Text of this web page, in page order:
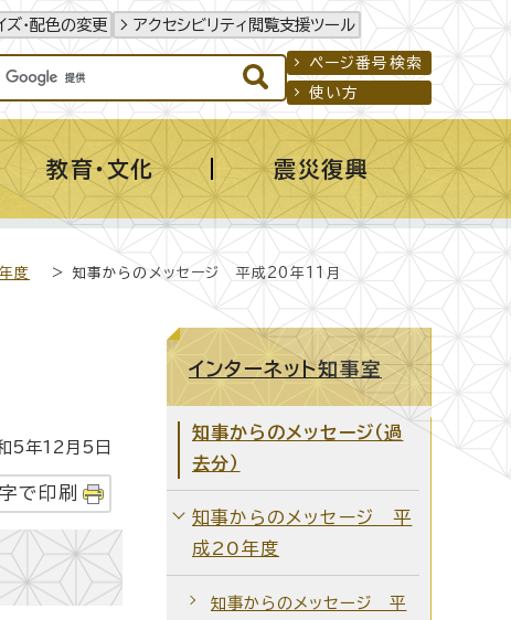
ズ・配色の変更 アクセシビリティ閲覧支援ツール
ページ番号検索
使い方
教育・文化 震災復興
度 > 知事からのメッセージ 平成20年11月
5年12月5日
で印刷
インターネット知事室
知事からのメッセージ（過
去分）
知事からのメッセージ 平
成20年度
知事からのメッセージ 平